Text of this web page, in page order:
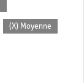
(X) Moyenne